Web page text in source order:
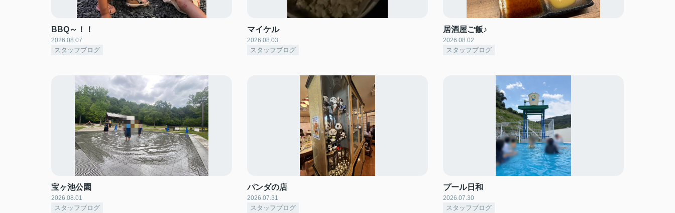
BBQ～！！
2026.08.07
スタッフブログ
マイケル
2026.08.03
スタッフブログ
居酒屋ご飯♪
2026.08.02
スタッフブログ
宝ヶ池公園
2026.08.01
スタッフブログ
パンダの店
2026.07.31
スタッフブログ
プール日和
2026.07.30
スタッフブログ